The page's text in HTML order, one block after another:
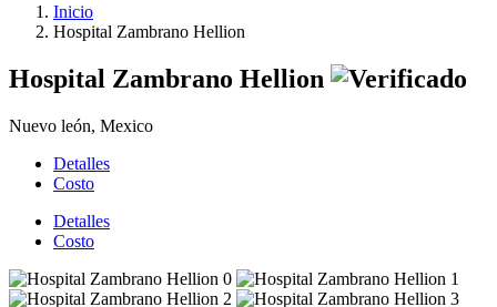
Inicio
Hospital Zambrano Hellion
Hospital Zambrano Hellion
Nuevo león, Mexico
Detalles
Costo
Detalles
Costo